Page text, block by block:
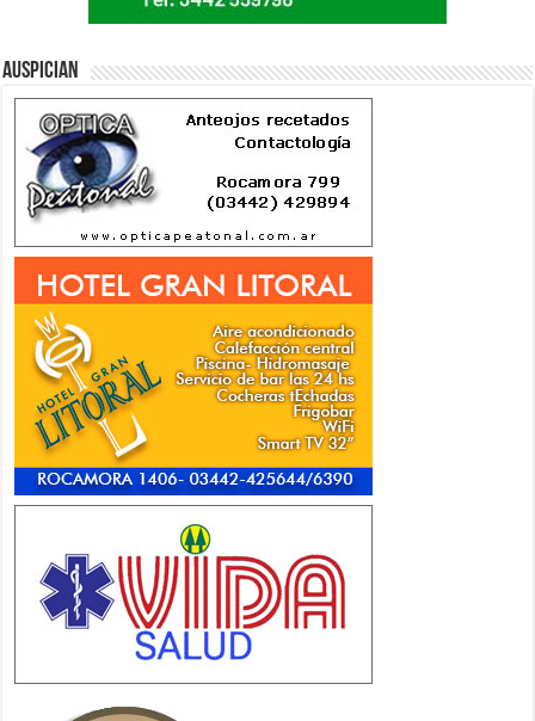
Auspician